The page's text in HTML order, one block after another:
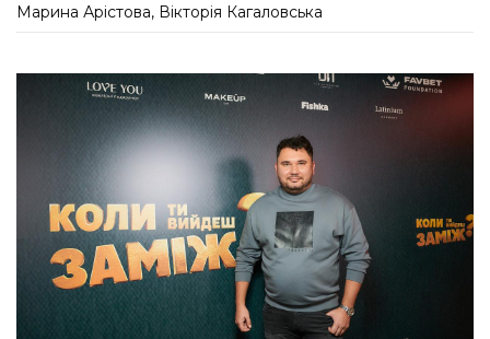
Марина Арістова, Вікторія Кагаловська